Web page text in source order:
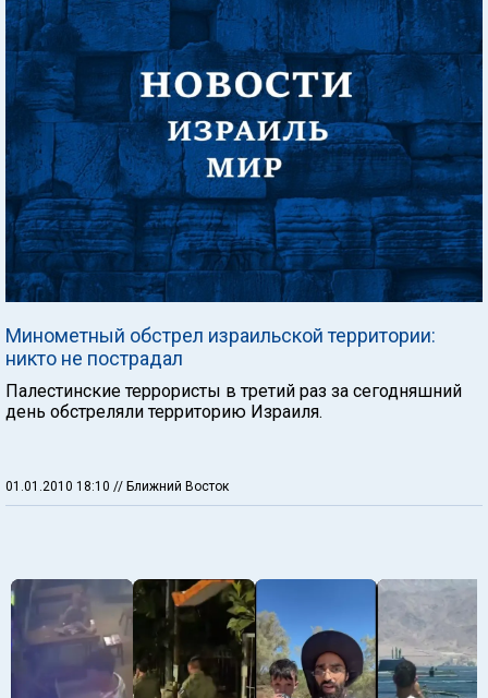
Минометный обстрел израильской территории:
никто не пострадал
Палестинские террористы в третий раз за сегодняшний
день обстреляли территорию Израиля.
01.01.2010 18:10 // Ближний Восток